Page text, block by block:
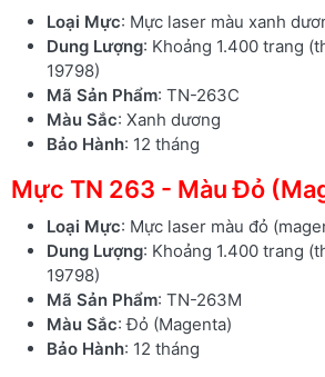
Loại Mực: Mực laser màu xanh
Dung Lượng: Khoảng 1.400 trang
19798)
Mã Sản Phẩm: TN-263C
Màu Sắc: Xanh dương
Bảo Hành: 12 tháng
Mực TN 263 - Màu Đỏ
Loại Mực: Mực laser màu đỏ
Dung Lượng: Khoảng 1.400 trang
19798)
Mã Sản Phẩm: TN-263M
Màu Sắc: Đỏ (Magenta)
Bảo Hành: 12 tháng